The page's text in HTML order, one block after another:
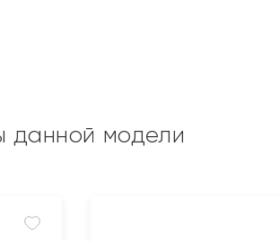
данной модели